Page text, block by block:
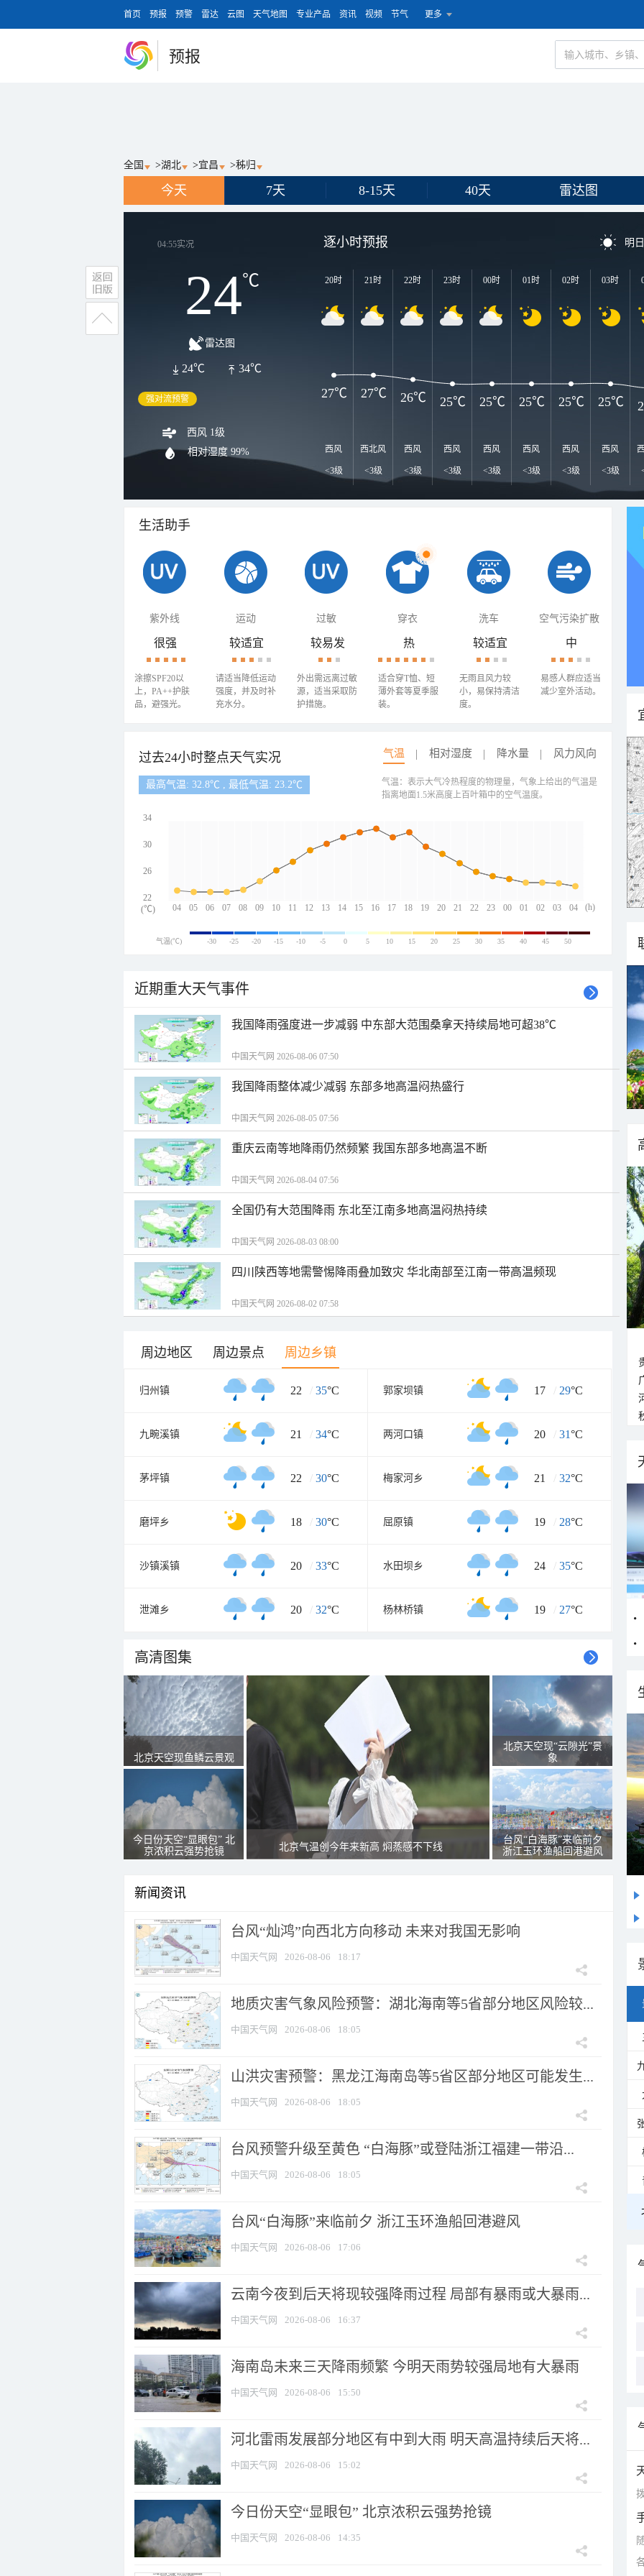
首页 预报 预警 雷达 云图 天气地图 专业产品 资讯 视频 节气 更多
预报
全国 >湖北 >宜昌 >秭归
今天 7天 8-15天 40天 雷达图
04:55实况
24℃
雷达图
34℃
24℃
强对流预警
西风 1级
相对湿度 99%
逐小时预报 明
20时
西风
<3级
21时
西北风
<3级
22时
西风
<3级
23时
西风
<3级
00时
西风
<3级
01时
西风
<3级
02时
西风
<3级
03时
西风
<3级
27℃ 27℃ 26℃ 25℃ 25℃ 25℃ 25℃ 25℃
生活助手
紫外线 运动 过敏 穿衣 洗车 空气污染扩散
很强
涂擦SPF20以
上，PA++护肤
品，避强光。
较适宜
请适当降低运动
强度，并及时补
充水分。
较易发
外出需远离过敏
源，适当采取防
护措施。
热
适合穿T恤、短
薄外套等夏季服
装。
较适宜
无雨且风力较
小，易保持清洁
度。
中
易感人群应适当
减少室外活动。
过去24小时整点天气实况 气温 相对湿度 降水量 风力风向
最高气温: 32.8℃ , 最低气温: 23.2℃
04 05 06 07 08 09 10 11 12 13 14 15 16 17 18 19 20 21 22 23 00 01 02 03 04
34
30
26
22
(h)
(℃)
气温：表示大气冷热程度的物理量，气象上给出的气温是
指离地面1.5米高度上百叶箱中的空气温度。
气温(℃) -30 -25 -20 -15 -10 -5 0 5 10 15 20 25 30 35 40 45 50
近期重大天气事件
我国降雨强度进一步减弱 中东部大范围桑拿天持续局地可超38℃
中国天气网 2026-08-06 07:50
我国降雨整体减少减弱 东部多地高温闷热盛行
中国天气网 2026-08-05 07:56
重庆云南等地降雨仍然频繁 我国东部多地高温不断
中国天气网 2026-08-04 07:56
全国仍有大范围降雨 东北至江南多地高温闷热持续
中国天气网 2026-08-03 08:00
四川陕西等地需警惕降雨叠加致灾 华北南部至江南一带高温频现
中国天气网 2026-08-02 07:58
周边地区 周边景点 周边乡镇
归州镇 22 / 35°C 郭家坝镇 17 / 29°C
九畹溪镇 21 / 34°C 两河口镇 20 / 31°C
茅坪镇 22 / 30°C 梅家河乡 21 / 32°C
磨坪乡 18 / 30°C 屈原镇 19 / 28°C
沙镇溪镇 20 / 33°C 水田坝乡 24 / 35°C
泄滩乡 20 / 32°C 杨林桥镇 19 / 27°C
高清图集
北京天空现鱼鳞云景观
今日份天空“显眼包” 北
京浓积云强势抢镜
北京气温创今年来新高 焖蒸感不下线
北京天空现“云隙光”景
象
台风“白海豚”来临前夕
浙江玉环渔船回港避风
新闻资讯
台风“灿鸿”向西北方向移动 未来对我国无影响
中国天气网 2026-08-06 18:17
地质灾害气象风险预警：湖北海南等5省部分地区风险较...
中国天气网 2026-08-06 18:05
山洪灾害预警：黑龙江海南岛等5省区部分地区可能发生...
中国天气网 2026-08-06 18:05
台风预警升级至黄色 “白海豚”或登陆浙江福建一带沿...
中国天气网 2026-08-06 18:05
台风“白海豚”来临前夕 浙江玉环渔船回港避风
中国天气网 2026-08-06 17:06
云南今夜到后天将现较强降雨过程 局部有暴雨或大暴雨...
中国天气网 2026-08-06 16:37
海南岛未来三天降雨频繁 今明天雨势较强局地有大暴雨
中国天气网 2026-08-06 15:50
河北雷雨发展部分地区有中到大雨 明天高温持续后天将...
中国天气网 2026-08-06 15:02
今日份天空“显眼包” 北京浓积云强势抢镜
中国天气网 2026-08-06 14:35